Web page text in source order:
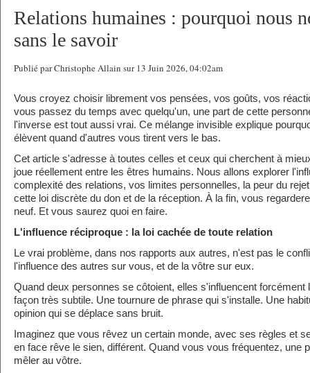
Relations humaines : pourquoi nous
sans le savoir
Publié par Christophe Allain sur 13 Juin 2026, 04:02am
Vous croyez choisir librement vos pensées, vos goûts, vos
vous passez du temps avec quelqu'un, une part de cette
l'inverse est tout aussi vrai. Ce mélange invisible explique
élèvent quand d'autres vous tirent vers le bas.
Cet article s'adresse à toutes celles et ceux qui cherchent à
joue réellement entre les êtres humains. Nous allons explorer
complexité des relations, vos limites personnelles, la peur du
cette loi discrète du don et de la réception. À la fin, vous
neuf. Et vous saurez quoi en faire.
L'influence réciproque : la loi cachée de toute relation
Le vrai problème, dans nos rapports aux autres, n'est pas le
l'influence des autres sur vous, et de la vôtre sur eux.
Quand deux personnes se côtoient, elles s'influencent forcément
façon très subtile. Une tournure de phrase qui s'installe. Une
opinion qui se déplace sans bruit.
Imaginez que vous rêvez un certain monde, avec ses règles et
en face rêve le sien, différent. Quand vous vous fréquentez, une
mêler au vôtre.